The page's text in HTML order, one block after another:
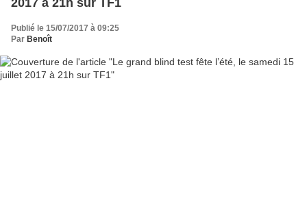
2017 à 21h sur TF1
Publié le 15/07/2017 à 09:25
Par Benoît